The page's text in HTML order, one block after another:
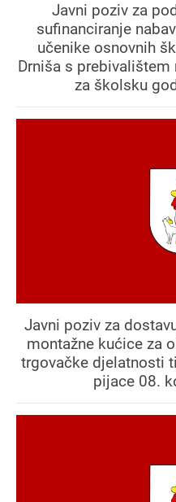
Javni poziv za
sufinanciranje
učenike osnovnih
Drniša s prebivalištem
za školsku
Javni poziv za
montažne kućice za
trgovačke djelatnosti
pijace 08.